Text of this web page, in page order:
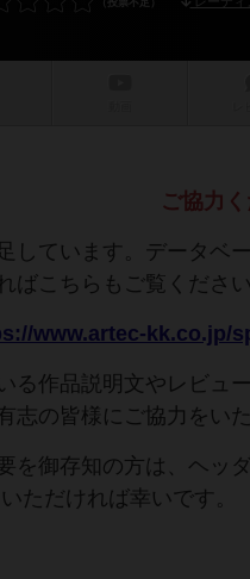
ご協力
しています。データベ
ばこちらもご覧ください
www.artec-kk.co.jp/
る作品説明文やレビュ
志の皆様にご協力をい
を御存知の方は、ヘッ
ただければ幸いです。